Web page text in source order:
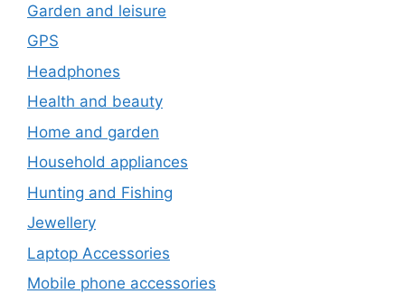
Garden and leisure
GPS
Headphones
Health and beauty
Home and garden
Household appliances
Hunting and Fishing
Jewellery
Laptop Accessories
Mobile phone accessories